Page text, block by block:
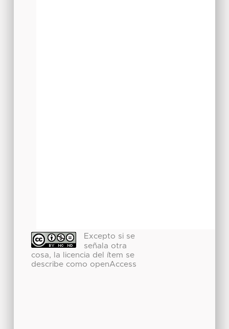
Excepto si se
señala otra
cosa, la licencia del ítem se
describe como openAccess